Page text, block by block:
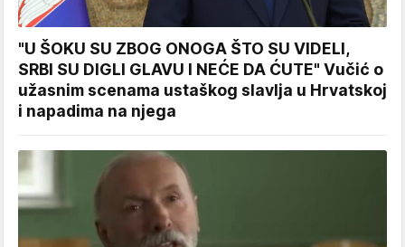
"U ŠOKU SU ZBOG ONOGA ŠTO SU VIDELI,
SRBI SU DIGLI GLAVU I NEĆE DA ĆUTE" Vučić o
užasnim scenama ustaškog slavlja u Hrvatskoj
i napadima na njega